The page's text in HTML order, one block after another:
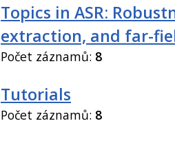
Topics in ASR:
extraction, and far-
Počet záznamů: 8
Tutorials
Počet záznamů: 8